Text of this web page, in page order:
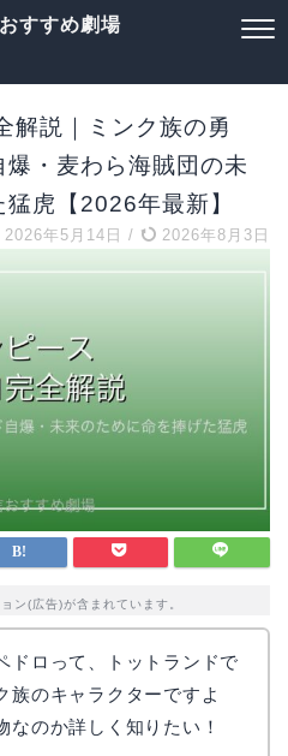
すすめ劇場
解説｜ミンク族の勇
・麦わら海賊団の未
虎【2026年最新】
2026年5月14日 / 2026年8月3日
ン(広告)が含まれています。
ドロって、トットランドで
族のキャラクターですよ
なのか詳しく知りたい！